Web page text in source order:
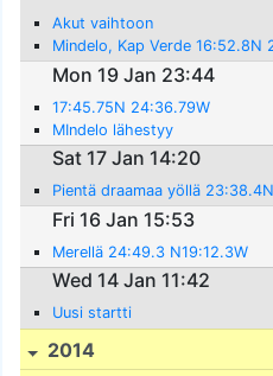
Akut vaihtoon
Mindelo, Kap Verde 16:52.8N
Mon 19 Jan 23:44
17:45.75N 24:36.79W
MIndelo lähestyy
Sat 17 Jan 14:20
Pientä draamaa yöllä
Fri 16 Jan 15:53
Merellä 24:49.3 N19:12.3W
Wed 14 Jan 11:42
Uusi startti
2014